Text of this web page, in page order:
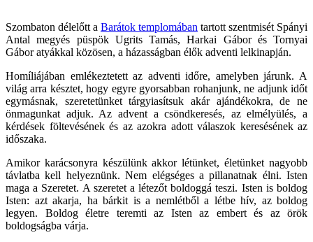
Szombaton délelőtt a Barátok templomában tartott szentmisét Spányi
Antal megyés püspök Ugrits Tamás, Harkai Gábor és Tornyai
Gábor atyákkal közösen, a házasságban élők adventi lelkinapján.
Homíliájában emlékeztetett az adventi időre, amelyben járunk. A
világ arra késztet, hogy egyre gyorsabban rohanjunk, ne adjunk időt
egymásnak, szeretetünket tárgyiasítsuk akár ajándékokra, de ne
önmagunkat adjuk. Az advent a csöndkeresés, az elmélyülés, a
kérdések föltevésének és az azokra adott válaszok keresésének az
időszaka.
Amikor karácsonyra készülünk akkor létünket, életünket nagyobb
távlatba kell helyeznünk. Nem elégséges a pillanatnak élni. Isten
maga a Szeretet. A szeretet a létezőt boldoggá teszi. Isten is boldog
Isten: azt akarja, ha bárkit is a nemlétből a létbe hív, az boldog
legyen. Boldog életre teremti az Isten az embert és az örök
boldogságba várja.